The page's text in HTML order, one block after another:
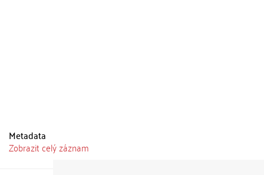
Metadata
Zobrazit celý záznam